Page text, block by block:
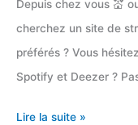
Depuis chez vous 💒
cherchez un site de
préférés ? Vous
Spotify et Deezer ?
9Lire la suite »